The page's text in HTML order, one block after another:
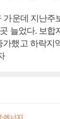
운데 지난주
늘었다. 보합
했고 하락지
에너지